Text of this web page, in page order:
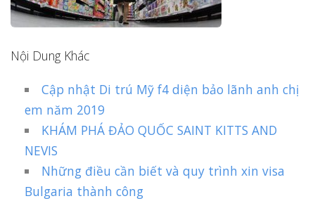
Nội Dung Khác
Cập nhật Di trú Mỹ f4 diện bảo lãnh anh chị
em năm 2019
KHÁM PHÁ ĐẢO QUỐC SAINT KITTS AND
NEVIS
Những điều cần biết và quy trình xin visa
Bulgaria thành công